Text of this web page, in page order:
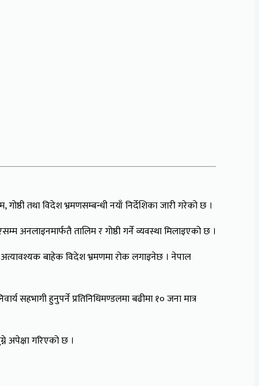
तथा विदेश भ्रमणसम्बन्धी नयाँ निर्देशिका जारी गरेको छ ।
अनलाइनमार्फतै तालिम र गोष्ठी गर्ने व्यवस्था मिलाइएको छ ।
बाहेक विदेश भ्रमणमा रोक लगाइनेछ । नेपाल
सहभागी हुनुपर्ने प्रतिनिधिमण्डलमा बढीमा १० जना मात्र
अपेक्षा गरिएको छ ।